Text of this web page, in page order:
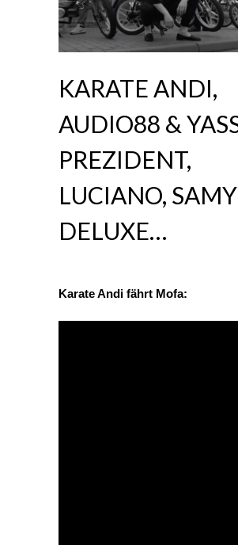
KARATE ANDI,
AUDIO88 &
PREZIDENT,
LUCIANO, SAMY
DELUXE…
Karate Andi fährt Mofa: